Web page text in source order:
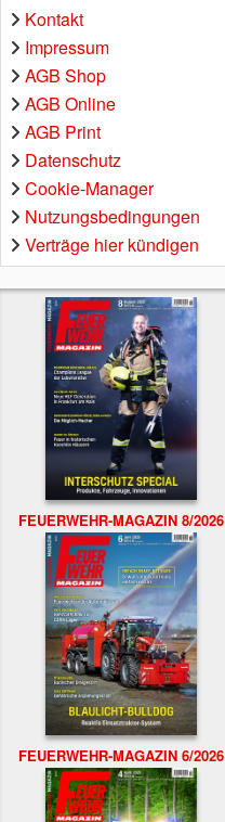
Kontakt
Impressum
AGB Shop
AGB Online
AGB Print
Datenschutz
Cookie-Manager
Nutzungsbedingungen
Verträge hier kündigen
FEUERWEHR-MAGAZIN 8/2026
FEUERWEHR-MAGAZIN 6/2026